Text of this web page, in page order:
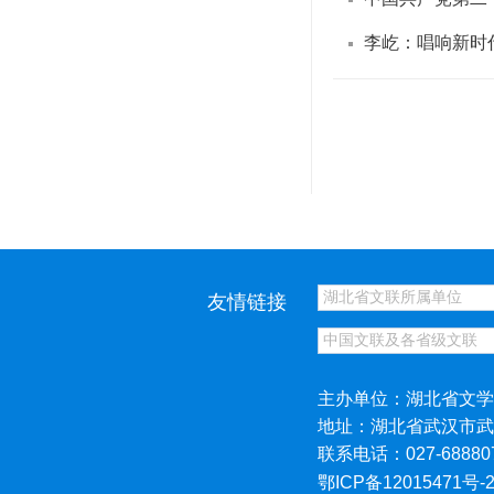
李屹：唱响新时
友情链接
主办单位：湖北省文
地址：湖北省武汉市
联系电话：027-
鄂ICP备12015471号-2